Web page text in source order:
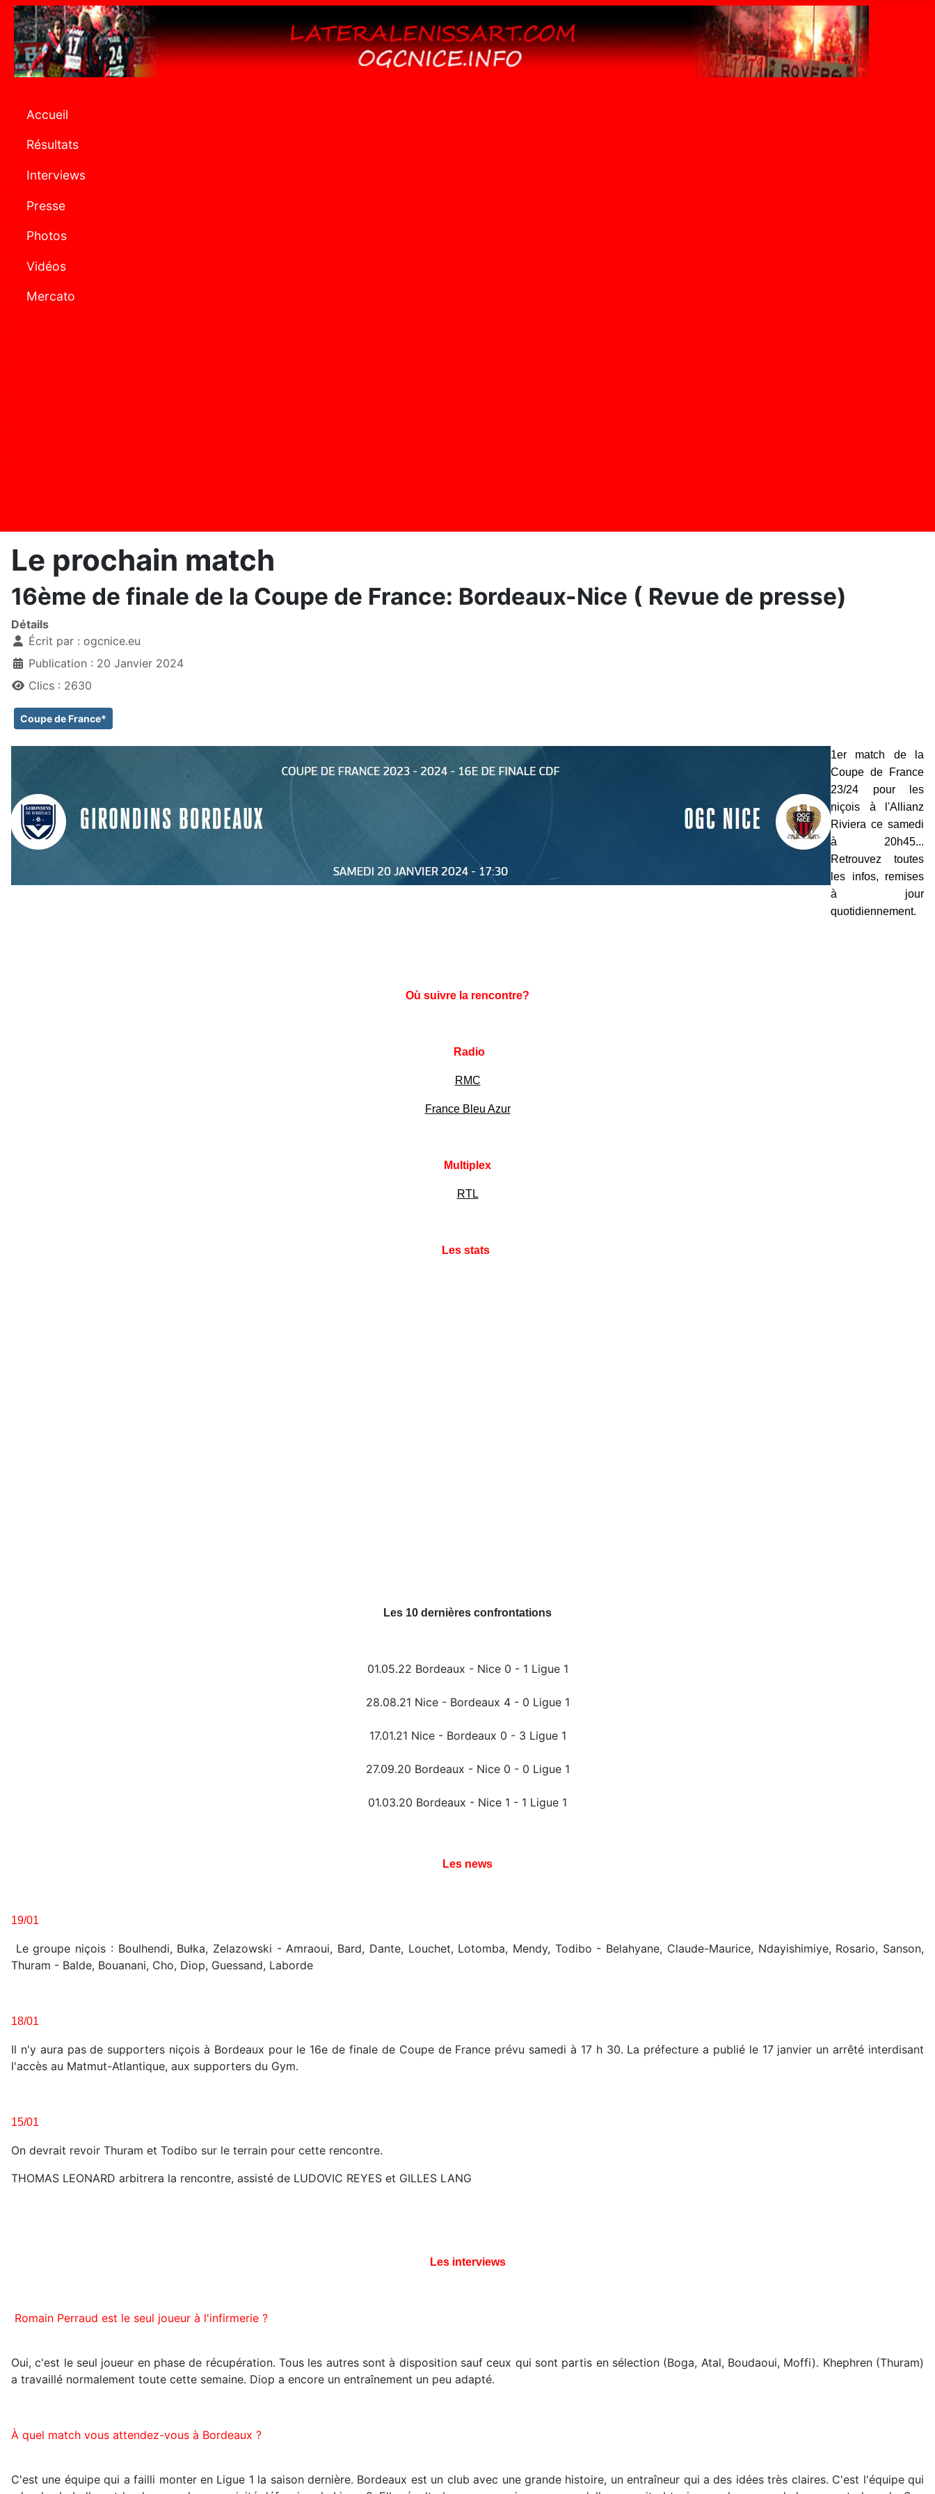
Accueil
Résultats
Interviews
Presse
Photos
Vidéos
Mercato
Le prochain match
16ème de finale de la Coupe de France: Bordeaux-Nice ( Revue de presse)
Détails
Écrit par : ogcnice.eu
Publication : 20 Janvier 2024
Clics : 2630
Coupe de France*
1er match de la
Coupe de France
23/24 pour les
niçois à l'Allianz
Riviera ce samedi
à 20h45...
Retrouvez toutes
les infos, remises
à jour
quotidiennement.
Où suivre la rencontre?
Radio
RMC
France Bleu Azur
Multiplex
RTL
Les stats
Les 10 dernières confrontations
01.05.22 Bordeaux - Nice 0 - 1 Ligue 1
28.08.21 Nice - Bordeaux 4 - 0 Ligue 1
17.01.21 Nice - Bordeaux 0 - 3 Ligue 1
27.09.20 Bordeaux - Nice 0 - 0 Ligue 1
01.03.20 Bordeaux - Nice 1 - 1 Ligue 1
Les news
19/01
Le groupe niçois : Boulhendi, Bułka, Zelazowski - Amraoui, Bard, Dante, Louchet, Lotomba, Mendy, Todibo - Belahyane, Claude-Maurice, Ndayishimiye, Rosario, Sanson,
Thuram - Balde, Bouanani, Cho, Diop, Guessand, Laborde
18/01
Il n'y aura pas de supporters niçois à Bordeaux pour le 16e de finale de Coupe de France prévu samedi à 17 h 30. La préfecture a publié le 17 janvier un arrêté interdisant
l'accès au Matmut-Atlantique, aux supporters du Gym.
15/01
On devrait revoir Thuram et Todibo sur le terrain pour cette rencontre.
THOMAS LEONARD arbitrera la rencontre, assisté de LUDOVIC REYES et GILLES LANG
Les interviews
Romain Perraud est le seul joueur à l'infirmerie ?
Oui, c'est le seul joueur en phase de récupération. Tous les autres sont à disposition sauf ceux qui sont partis en sélection (Boga, Atal, Boudaoui, Moffi). Khephren (Thuram)
a travaillé normalement toute cette semaine. Diop a encore un entraînement un peu adapté.
À quel match vous attendez-vous à Bordeaux ?
C'est une équipe qui a failli monter en Ligue 1 la saison dernière. Bordeaux est un club avec une grande histoire, un entraîneur qui a des idées très claires. C'est l'équipe qui